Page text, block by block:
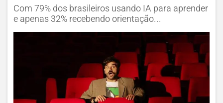
Com 79% dos brasileiros usando IA para aprender
e apenas 32% recebendo orientação...